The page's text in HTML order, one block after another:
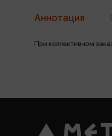
Аннотация
При коллективном